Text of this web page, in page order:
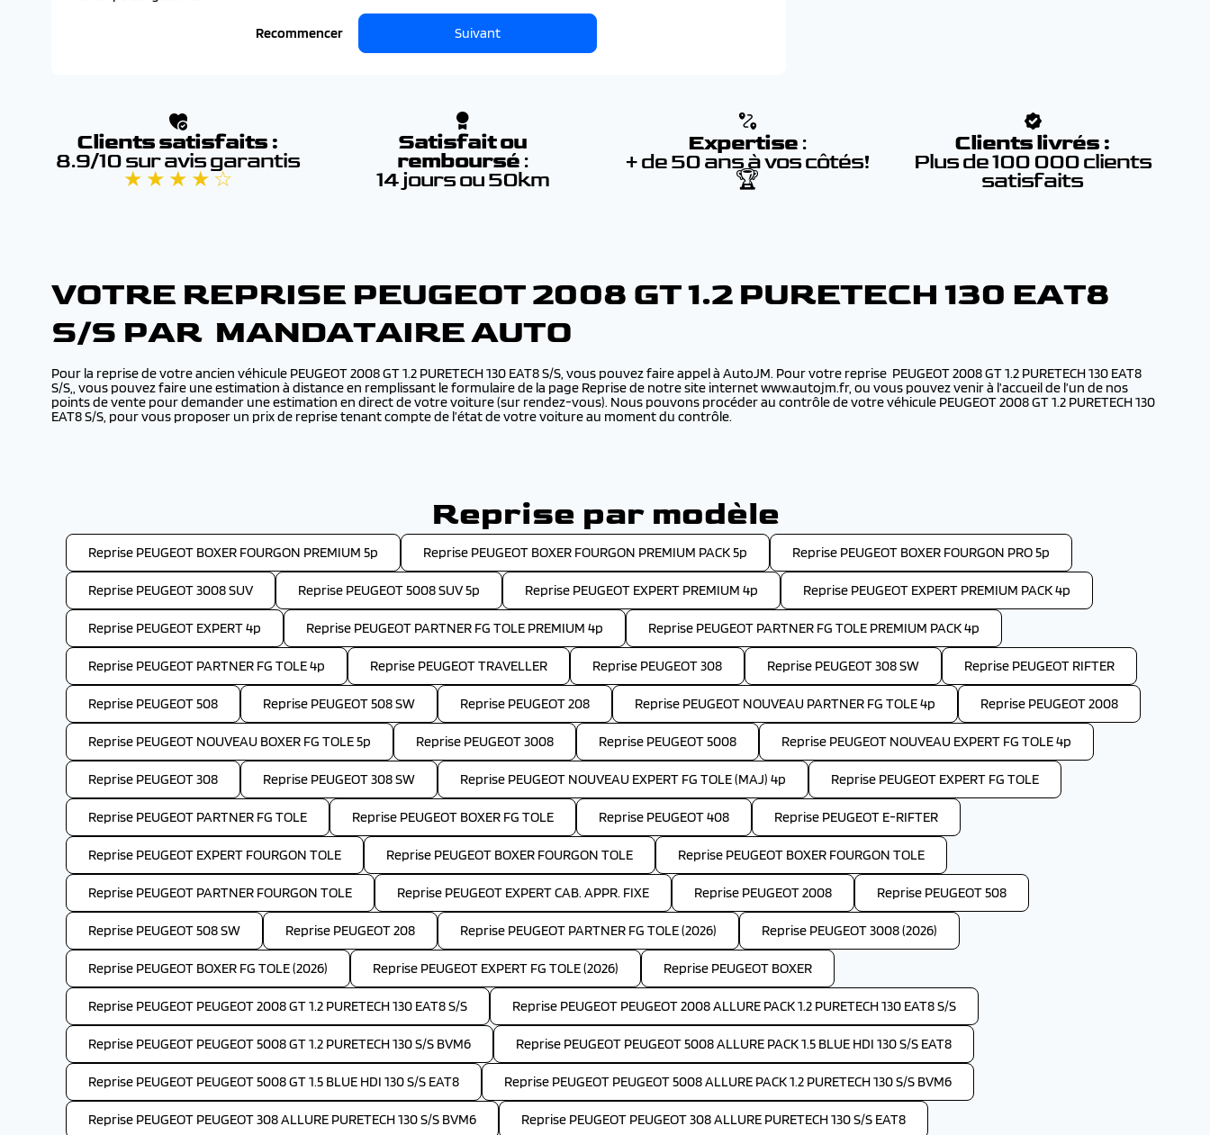
Recommencer Suivant
Clients satisfaits :
8.9/10 sur avis garantis
★ ★ ★ ★ ☆
Satisfait ou
remboursé :
14 jours ou 50km
Expertise :
+ de 50 ans à vos côtés!
🏆
Clients livrés :
Plus de 100 000 clients
satisfaits
VOTRE REPRISE PEUGEOT 2008 GT 1.2 PURETECH 130 EAT8
S/S PAR MANDATAIRE AUTO
Pour la reprise de votre ancien véhicule PEUGEOT 2008 GT 1.2 PURETECH 130 EAT8 S/S, vous pouvez faire appel à AutoJM. Pour votre reprise PEUGEOT 2008 GT 1.2 PURETECH 130 EAT8
S/S,, vous pouvez faire une estimation à distance en remplissant le formulaire de la page Reprise de notre site internet www.autojm.fr, ou vous pouvez venir à l’accueil de l’un de nos
points de vente pour demander une estimation en direct de votre voiture (sur rendez-vous). Nous pouvons procéder au contrôle de votre véhicule PEUGEOT 2008 GT 1.2 PURETECH 130
EAT8 S/S, pour vous proposer un prix de reprise tenant compte de l’état de votre voiture au moment du contrôle.
Reprise par modèle
Reprise PEUGEOT BOXER FOURGON PREMIUM 5p Reprise PEUGEOT BOXER FOURGON PREMIUM PACK 5p Reprise PEUGEOT BOXER FOURGON PRO 5p
Reprise PEUGEOT 3008 SUV Reprise PEUGEOT 5008 SUV 5p Reprise PEUGEOT EXPERT PREMIUM 4p Reprise PEUGEOT EXPERT PREMIUM PACK 4p
Reprise PEUGEOT EXPERT 4p Reprise PEUGEOT PARTNER FG TOLE PREMIUM 4p Reprise PEUGEOT PARTNER FG TOLE PREMIUM PACK 4p
Reprise PEUGEOT PARTNER FG TOLE 4p Reprise PEUGEOT TRAVELLER Reprise PEUGEOT 308 Reprise PEUGEOT 308 SW Reprise PEUGEOT RIFTER
Reprise PEUGEOT 508 Reprise PEUGEOT 508 SW Reprise PEUGEOT 208 Reprise PEUGEOT NOUVEAU PARTNER FG TOLE 4p Reprise PEUGEOT 2008
Reprise PEUGEOT NOUVEAU BOXER FG TOLE 5p Reprise PEUGEOT 3008 Reprise PEUGEOT 5008 Reprise PEUGEOT NOUVEAU EXPERT FG TOLE 4p
Reprise PEUGEOT 308 Reprise PEUGEOT 308 SW Reprise PEUGEOT NOUVEAU EXPERT FG TOLE (MAJ) 4p Reprise PEUGEOT EXPERT FG TOLE
Reprise PEUGEOT PARTNER FG TOLE Reprise PEUGEOT BOXER FG TOLE Reprise PEUGEOT 408 Reprise PEUGEOT E-RIFTER
Reprise PEUGEOT EXPERT FOURGON TOLE Reprise PEUGEOT BOXER FOURGON TOLE Reprise PEUGEOT BOXER FOURGON TOLE
Reprise PEUGEOT PARTNER FOURGON TOLE Reprise PEUGEOT EXPERT CAB. APPR. FIXE Reprise PEUGEOT 2008 Reprise PEUGEOT 508
Reprise PEUGEOT 508 SW Reprise PEUGEOT 208 Reprise PEUGEOT PARTNER FG TOLE (2026) Reprise PEUGEOT 3008 (2026)
Reprise PEUGEOT BOXER FG TOLE (2026) Reprise PEUGEOT EXPERT FG TOLE (2026) Reprise PEUGEOT BOXER
Reprise PEUGEOT PEUGEOT 2008 GT 1.2 PURETECH 130 EAT8 S/S Reprise PEUGEOT PEUGEOT 2008 ALLURE PACK 1.2 PURETECH 130 EAT8 S/S
Reprise PEUGEOT PEUGEOT 5008 GT 1.2 PURETECH 130 S/S BVM6 Reprise PEUGEOT PEUGEOT 5008 ALLURE PACK 1.5 BLUE HDI 130 S/S EAT8
Reprise PEUGEOT PEUGEOT 5008 GT 1.5 BLUE HDI 130 S/S EAT8 Reprise PEUGEOT PEUGEOT 5008 ALLURE PACK 1.2 PURETECH 130 S/S BVM6
Reprise PEUGEOT PEUGEOT 308 ALLURE PURETECH 130 S/S BVM6 Reprise PEUGEOT PEUGEOT 308 ALLURE PURETECH 130 S/S EAT8